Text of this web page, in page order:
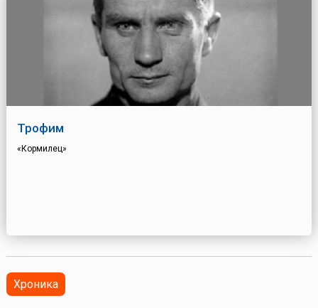
Трофим
«Кормилец»
Хроника